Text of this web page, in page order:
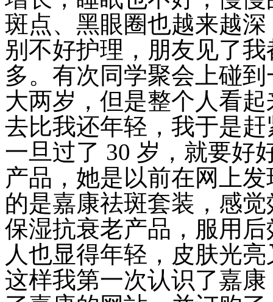
斑点、黑眼圈也越来越
别不好护理，朋友见了
多。有次同学聚会上碰
大两岁，但是整个人看
去比我还年轻，我于是
一旦过了 30 岁，就要好
产品，她是以前在网上
的是嘉康祛斑套装，感
保湿抗衰老产品，服用
人也显得年轻，皮肤光
这样我第一次认识了嘉